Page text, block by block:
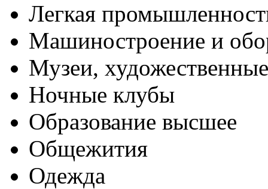
Легкая
Машиностроение и
Музеи,
Ночные клубы
Образование высшее
Общежития
Одежда